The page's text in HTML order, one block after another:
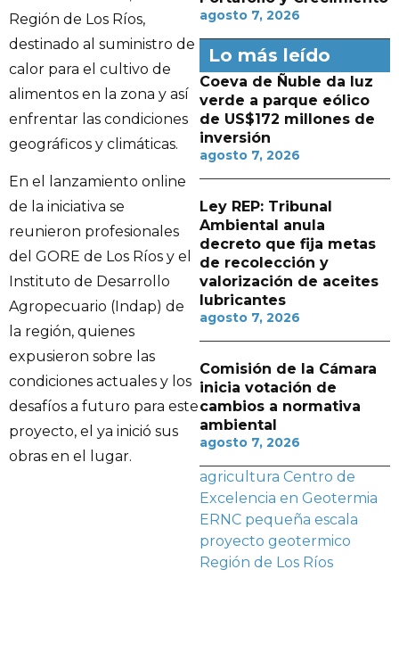
Región de Los Ríos,
destinado al suministro de
calor para el cultivo de
alimentos en la zona y así
enfrentar las condiciones
geográficos y climáticas.
En el lanzamiento online
de la iniciativa se
reunieron profesionales
del GORE de Los Ríos y el
Instituto de Desarrollo
Agropecuario (Indap) de
la región, quienes
expusieron sobre las
condiciones actuales y los
desafíos a futuro para este
proyecto, el ya inició sus
obras en el lugar.
agosto 7, 2026
Lo más leído
Coeva de Ñuble da luz
verde a parque eólico
de US$172 millones de
inversión
agosto 7, 2026
Ley REP: Tribunal
Ambiental anula
decreto que fija metas
de recolección y
valorización de aceites
lubricantes
agosto 7, 2026
Comisión de la Cámara
inicia votación de
cambios a normativa
ambiental
agosto 7, 2026
agricultura Centro de
Excelencia en Geotermia
ERNC pequeña escala
proyecto geotermico
Región de Los Ríos